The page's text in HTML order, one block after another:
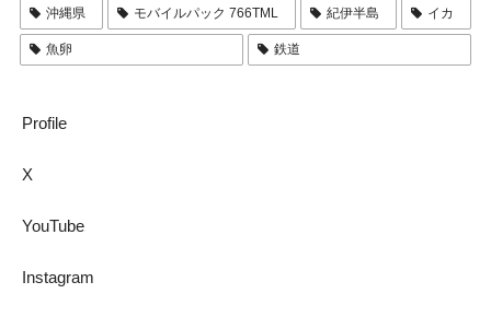
沖縄県 モバイルパック 766TML 紀伊半島 イカ
魚卵 鉄道
Profile
X
YouTube
Instagram